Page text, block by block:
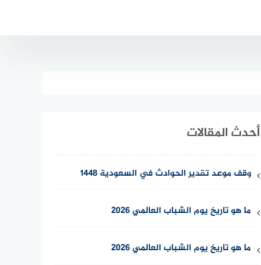
أحدث المقالات
وقف موعد تقدير الحوادث في السعودية 1448
ما هو تاريخ يوم الشباب العالمي 2026
ما هو تاريخ يوم الشباب العالمي 2026